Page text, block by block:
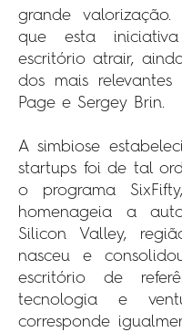
grande valorização.
que esta
escritório atrair,
dos mais relevantes
Page e Sergey Brin.
A simbiose
startups foi de tal
o programa
homenageia a
Silicon Valley,
nasceu e
escritório de
tecnologia e
corresponde